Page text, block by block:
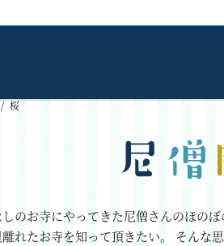
桜
のお寺にやってきた尼僧さんのほのぼ
れたお寺を知って頂きたい。 そんな